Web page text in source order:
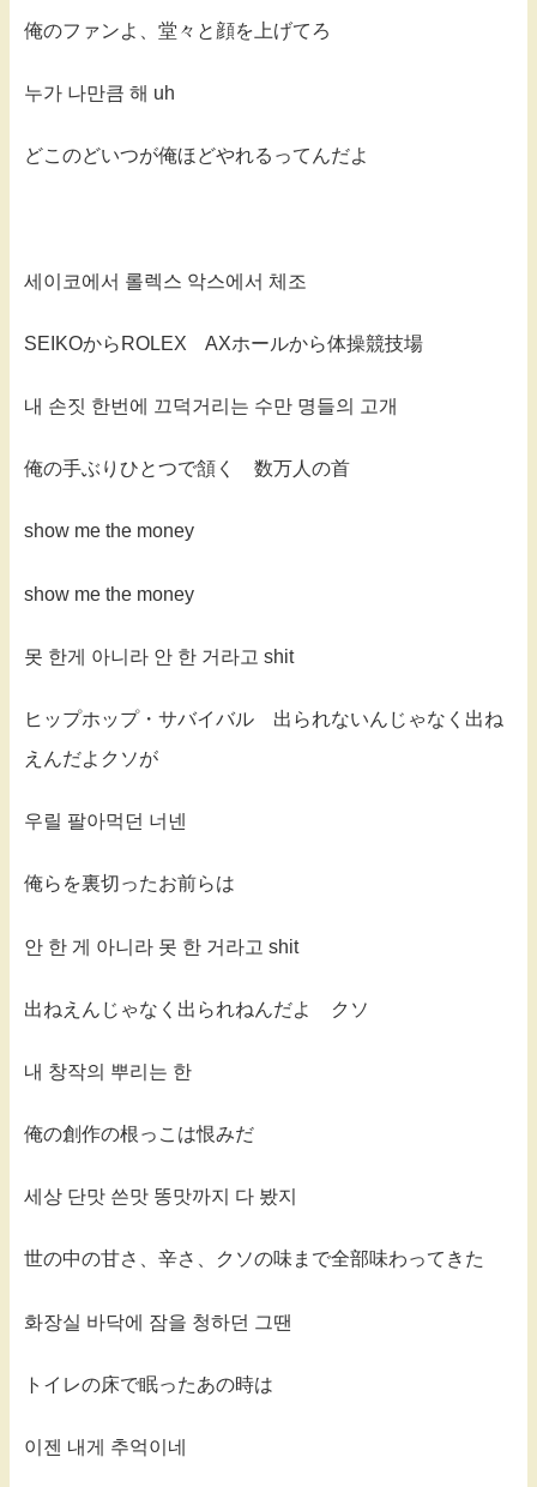
俺のファンよ、堂々と顔を上げてろ
누가 나만큼 해 uh
どこのどいつが俺ほどやれるってんだよ
세이코에서 롤렉스 악스에서 체조
SEIKOからROLEX AXホールから体操競技場
내 손짓 한번에 끄덕거리는 수만 명들의 고개
俺の手ぶりひとつで頷く 数万人の首
show me the money
show me the money
못 한게 아니라 안 한 거라고 shit
ヒップホップ・サバイバル 出られないんじゃなく出ね
えんだよクソが
우릴 팔아먹던 너넨
俺らを裏切ったお前らは
안 한 게 아니라 못 한 거라고 shit
出ねえんじゃなく出られねんだよ クソ
내 창작의 뿌리는 한
俺の創作の根っこは恨みだ
세상 단맛 쓴맛 똥맛까지 다 봤지
世の中の甘さ、辛さ、クソの味まで全部味わってきた
화장실 바닥에 잠을 청하던 그땐
トイレの床で眠ったあの時は
이젠 내게 추억이네